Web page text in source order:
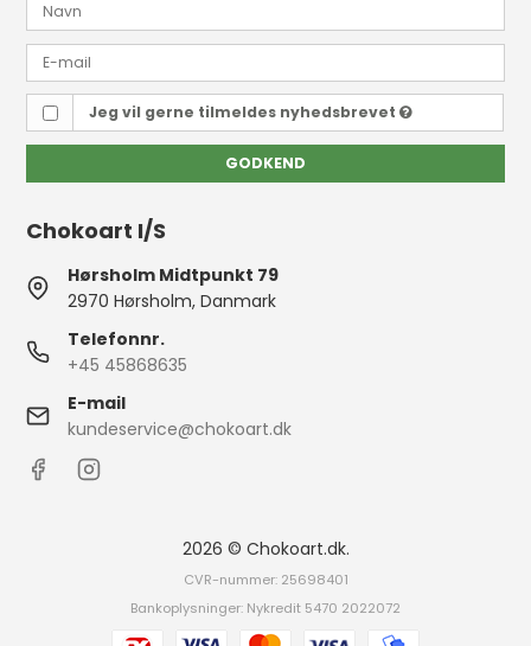
Jeg vil gerne tilmeldes nyhedsbrevet
GODKEND
Chokoart I/S
Hørsholm Midtpunkt 79
2970 Hørsholm, Danmark
Telefonnr.
+45 45868635
E-mail
kundeservice@chokoart.dk
2026 © Chokoart.dk.
CVR-nummer: 25698401
Bankoplysninger: Nykredit 5470 2022072